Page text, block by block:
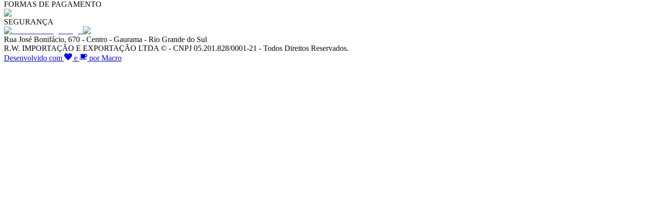
FORMAS DE PAGAMENTO
SEGURANÇA
Rua José Bonifácio, 670 - Centro - Gaurama - Rio Grande do Sul
R.W. IMPORTAÇÃO E EXPORTAÇÃO LTDA © - CNPJ 05.201.828/0001-21 - Todos Direitos Reservados.
Desenvolvido com
e por Macro